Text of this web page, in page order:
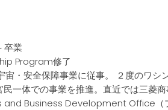
卒業
Program修了
宙・安全保障事業に従事。 ２度のワ
一体での事業を推進。直近では三菱
Business Development Office（